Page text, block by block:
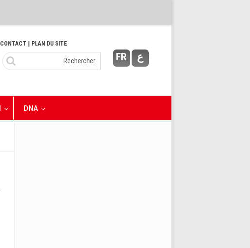
FR ع
CONTACT | PLAN DU SITE
DNA